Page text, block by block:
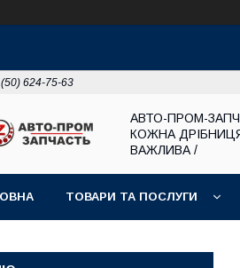
624-75-63
АВТО-ПРОМ-
КОЖНА
ВАЖЛИВА /
ТОВАРИ ТА ПОСЛУГИ